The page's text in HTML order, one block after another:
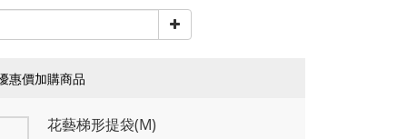
惠價加購商品
花藝梯形提袋(M)